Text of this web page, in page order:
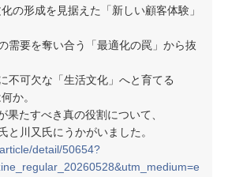
の形成を見据えた「新しい顧客体験」
需要を奪い合う「最適化の罠」から抜
不可欠な「生活文化」へと育てる
か。
果たすべき真の役割について、
と川又氏にうかがいました。
detail/50654?